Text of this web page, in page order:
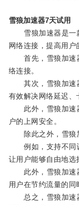
雪狼加速器7天试用
雪狼加速器是一
网络连接，提高用户
首先，雪狼加速
络连接。
其次，雪狼加速器
有效解决网络延迟、
此外，雪狼加速
户的上网安全。
除此之外，雪狼加
例如，支持不同设
让用户能够自由地选
此外，雪狼加速
用户在节约流量的同
总之，雪狼加速